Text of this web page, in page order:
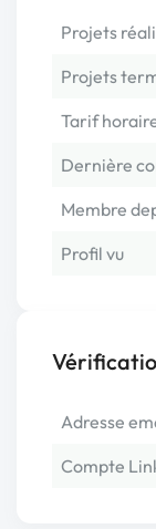
Projets
Projets
Tarif
Dernière
Membre
Profil vu
Adresse
Compte